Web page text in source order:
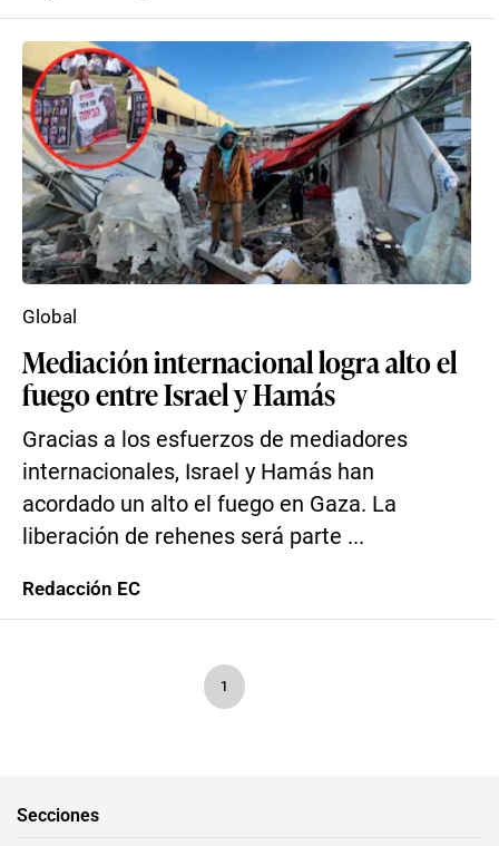
Mediación internacional logra alto el
fuego entre Israel y Hamás
Gracias a los esfuerzos de mediadores
internacionales, Israel y Hamás han
acordado un alto el fuego en Gaza. La
liberación de rehenes será parte ...
Global
Redacción EC
1
Secciones